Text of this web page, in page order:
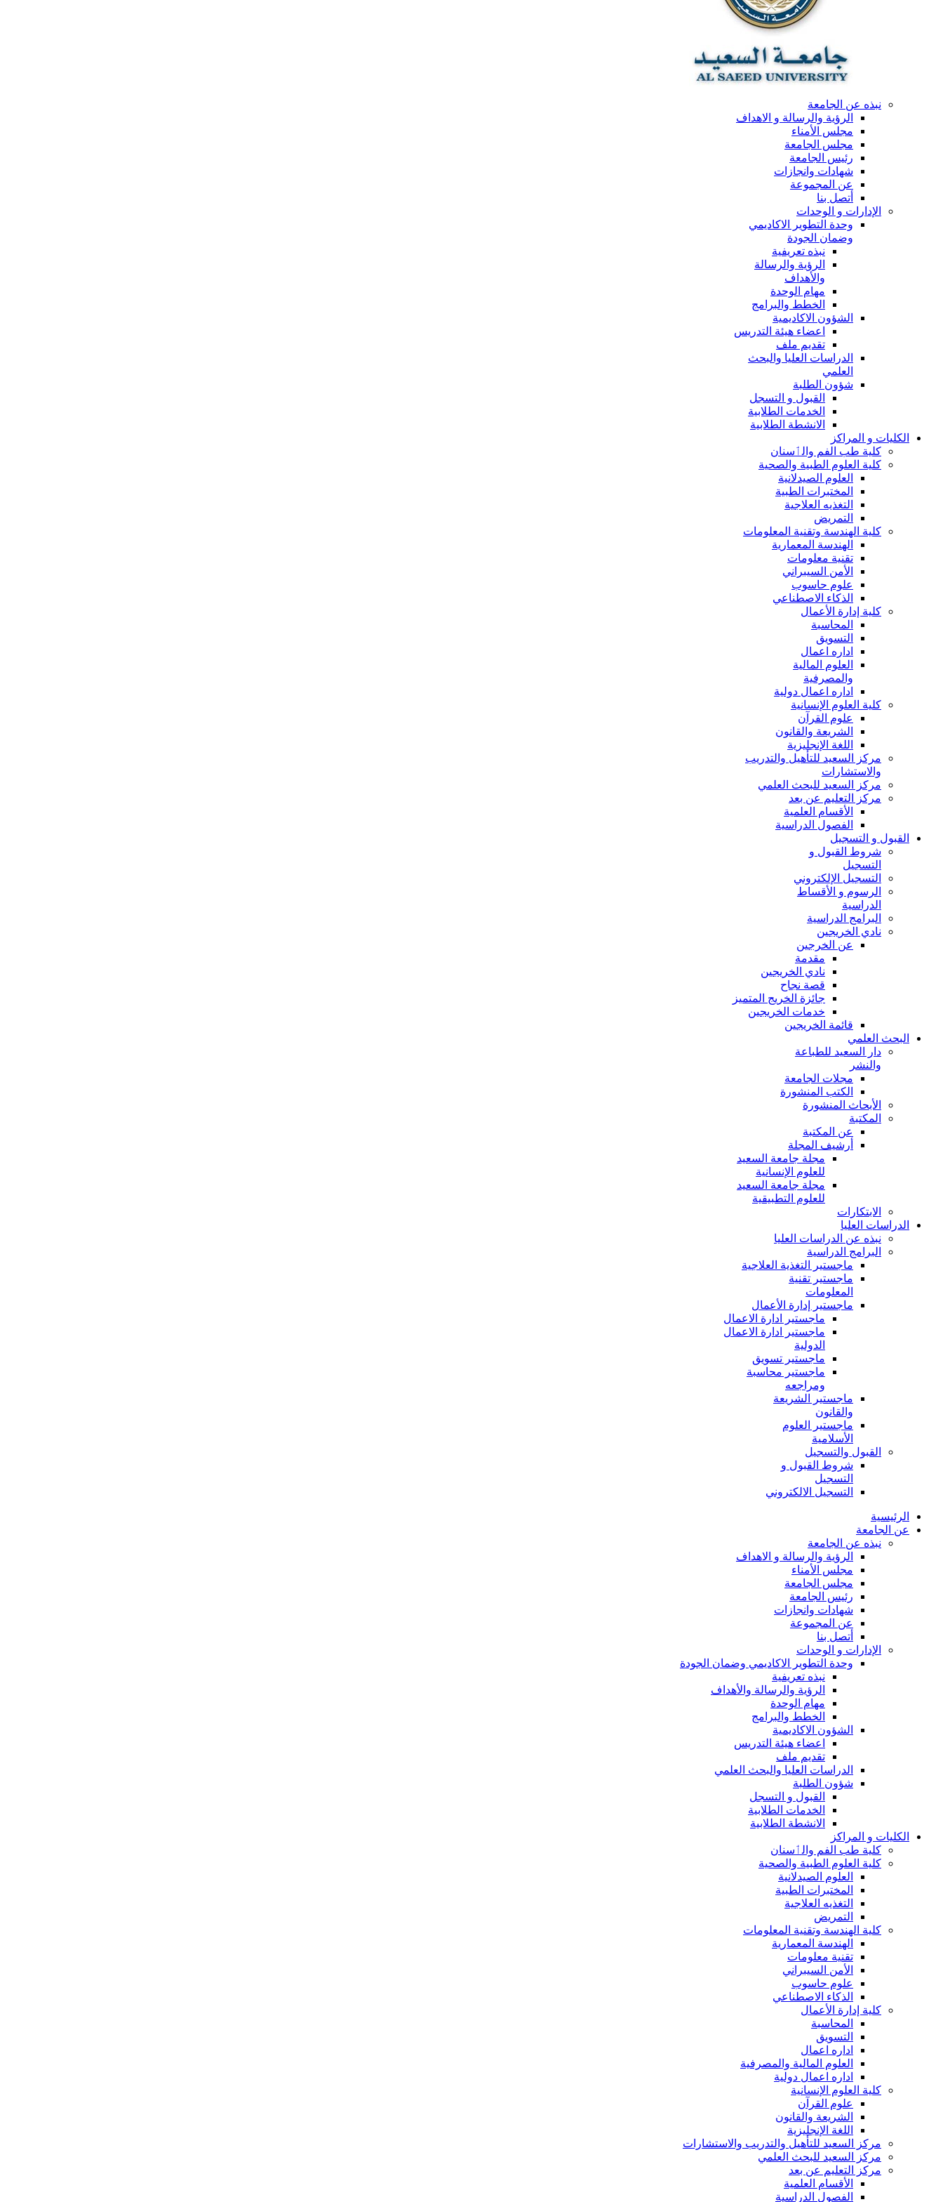
نبذه عن الجامعة
الرؤية والرسالة و الاهداف
مجلس الأمناء
مجلس الجامعة
رئيس الجامعة
شهادات وانجازات
عن المجموعة
أتصل بنا
الإدارات و الوحدات
وحدة التطوير الاكاديمي
وضمان الجودة
نبذه تعريفية
الرؤية والرسالة
والأهداف
مهام الوحدة
الخطط والبرامج
الشؤون الاكاديمية
اعضاء هيئة التدريس
تقديم ملف
الدراسات العليا والبحث
العلمي
شؤون الطلبة
القبول و التسجل
الخدمات الطلابية
الانشطة الطلابية
الكليات و المراكز
كلية طب الفم والٲسنان
كلية العلوم الطبية والصحية
العلوم الصيدلانية
المختبرات الطبية
التغذيه العلاجية
التمريض
كلية الهندسة وتقنية المعلومات
الهندسة المعمارية
تقنية معلومات
الأمن السيبراني
علوم حاسوب
الذكاء الاصطناعي
كلية إدارة الأعمال
المحاسبة
التسويق
اداره اعمال
العلوم المالية
والمصرفية
اداره اعمال دولية
كلية العلوم الإنسانية
علوم القرآن
الشريعة والقانون
اللغة الإنجليزية
مركز السعيد للتأهيل والتدريب
والاستشارات
مركز السعيد للبحث العلمي
مركز التعليم عن بعد
الأقسام العلمية
الفصول الدراسية
القبول و التسجيل
شروط القبول و
التسجيل
التسجيل الإلكتروني
الرسوم و الأقساط
الدراسية
البرامج الدراسية
نادي الخريجين
عن الخرجين
مقدمة
نادي الخريجين
قصة نجاح
جائزة الخريج المتميز
خدمات الخريجين
قائمة الخريجين
البحث العلمي
دار السعيد للطباعة
والنشر
مجلات الجامعة
الكتب المنشورة
الأبحاث المنشورة
المكتبة
عن المكتبة
أرشيف المجلة
مجلة جامعة السعيد
للعلوم الإنسانية
مجلة جامعة السعيد
للعلوم التطبيقية
الابتكارات
الدراسات العليا
نبذه عن الدراسات العليا
البرامج الدراسية
ماجستير التغذية العلاجية
ماجستير تقنية
المعلومات
ماجستير إدارة الأعمال
ماجستير ادارة الاعمال
ماجستير ادارة الاعمال
الدولية
ماجستير تسويق
ماجستير محاسبة
ومراجعه
ماجستير الشريعة
والقانون
ماجستير العلوم
الأسلامية
القبول والتسجيل
شروط القبول و
التسجيل
التسجيل الالكتروني
الرئيسية
عن الجامعة
نبذه عن الجامعة
الرؤية والرسالة و الاهداف
مجلس الأمناء
مجلس الجامعة
رئيس الجامعة
شهادات وانجازات
عن المجموعة
أتصل بنا
الإدارات و الوحدات
وحدة التطوير الاكاديمي وضمان الجودة
نبذه تعريفية
الرؤية والرسالة والأهداف
مهام الوحدة
الخطط والبرامج
الشؤون الاكاديمية
اعضاء هيئة التدريس
تقديم ملف
الدراسات العليا والبحث العلمي
شؤون الطلبة
القبول و التسجل
الخدمات الطلابية
الانشطة الطلابية
الكليات و المراكز
كلية طب الفم والٲسنان
كلية العلوم الطبية والصحية
العلوم الصيدلانية
المختبرات الطبية
التغذيه العلاجية
التمريض
كلية الهندسة وتقنية المعلومات
الهندسة المعمارية
تقنية معلومات
الأمن السيبراني
علوم حاسوب
الذكاء الاصطناعي
كلية إدارة الأعمال
المحاسبة
التسويق
اداره اعمال
العلوم المالية والمصرفية
اداره اعمال دولية
كلية العلوم الإنسانية
علوم القرآن
الشريعة والقانون
اللغة الإنجليزية
مركز السعيد للتأهيل والتدريب والاستشارات
مركز السعيد للبحث العلمي
مركز التعليم عن بعد
الأقسام العلمية
الفصول الدراسية